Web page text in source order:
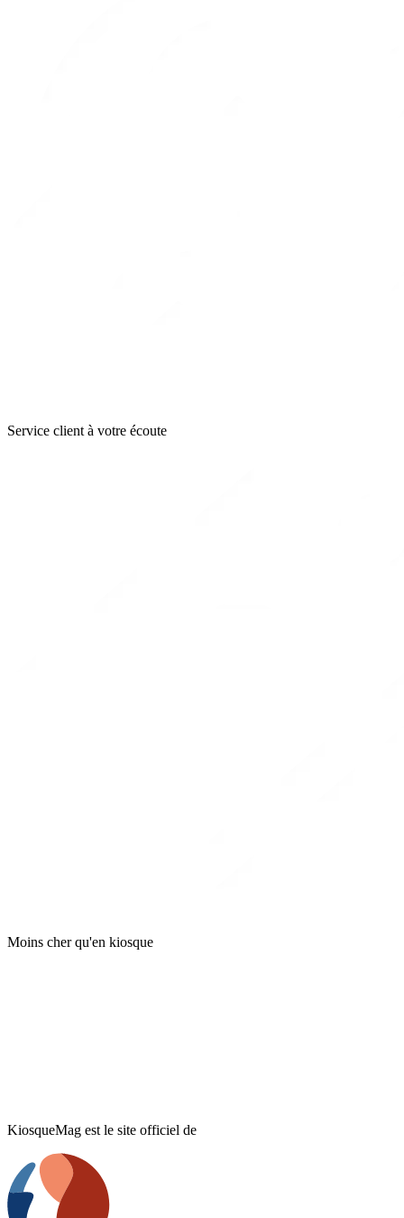
Service client à votre écoute
Moins cher qu'en kiosque
KiosqueMag est le site officiel de